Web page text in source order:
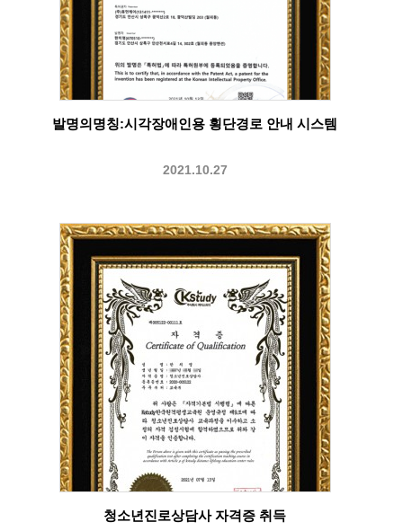
발명의명칭:시각장애인용 횡단경로 안내 시스템
2021.10.27
청소년진로상담사 자격증 취득